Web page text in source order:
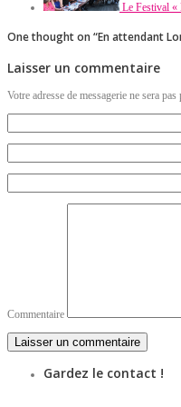
Le Festival «
One thought on “En attendant
Laisser un commentaire
Votre adresse de messagerie ne sera
Commentaire
Gardez le contact !